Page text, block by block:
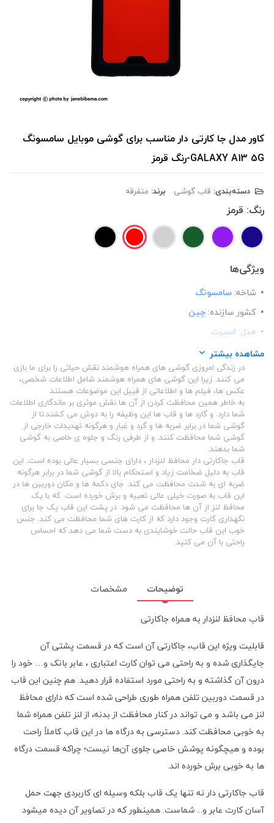
کاور مدل جا کارتی دار مناسب برای گوشی موبایل سامسونگ
GALAXY A13 5G-رنگ قرمز
دسته‌بندی: قاب گوشی برند: متفرقه
رنگ: قرمز
ویژگی‌ها
شاخه: سامسونگ
کشور سازنده: چین
مدل: اسپرت
ساختار: پلاستیک
مشاهده بیشتر
در زندگی امروزی گوشی های همراه هوشمند نقش حیاتی را برای ما بازی
می کنند. زیرا این گوشی های همراه هوشمند شامل اطلاعات شخصی،
عکس ها، فیلم ها و اطلاعاتی از قبیل این موضوعات هستند.
به خاطر همین محافظت کردن از آن ها نقش موثری بر ماندگاری اطلاعات
شما دارد. و گارد ها و قاب ها این وظیفه را به دوش می کشند.تا از
گوشی شما در برابر ضربه ها و گرد و غبار و هرگونه تهدیدات خارجی از
گوشی شما محافظت کنند. و از طرفی رنگ و جلوه ی خاصی به گوشی
شما بدهند.
قاب جاکارتی دار محافظ لنزدار ، دارای جنسی بسیار عالی بوده است. این
قاب به دلیل ضخامت زیاد و استحکام بالا از گوشی شما در برابر هرگونه
ضربه ای به شدت محافظت می کند. جای دکمه ها و مکان دوربین ها در
این قاب به صورت خیلی عالی تعبیه و برش خورده است. که با یک
محافظ لنز از آن ها محافظت می شود. در پشت این قاب یک جا برای
نگهداری کارت وجود دارد که از کارت های شما محافظت می کند. جنس
خوب این قاب حالت خوشایندی به دست شما می دهد که احساس
راحتی با آن می کنید.
توضیحات
مشخصات
قاب محافظ لنزدار به همراه جاکارتی
قابلیت ویژه این قاب، جاکارتی آن است که در قسمت پشتی آن
جایگذاری شده و به راحتی می توان کارت اعتباری ، عابر بانک و… خود را
درون آن گذاشته و به راحتی مورد استفاده قرار دهید. هم چنین این قاب
در قسمت دوربین تلفن همراه طوری طراحی شده است که دارای محافظ
لنز می باشد و می تواند در کنار محافظت از بدنه، از لنز تلفن همراه شما
به خوبی محافظت کند. دسترسی به درگاه ها در این قاب کاملاً راحت
بوده و هیچگونه پوشش خاصی جلوی آن‌ها نیست؛ چراکه قسمت درگاه
ها به خوبی برش خورده اند.
قاب جاکارتی دار نه تنها یک قاب بلکه وسیله ای کاربردی جهت حمل
آسان کارت عابر و... شماست. همینطور که در تصاویر آن دیده میشود